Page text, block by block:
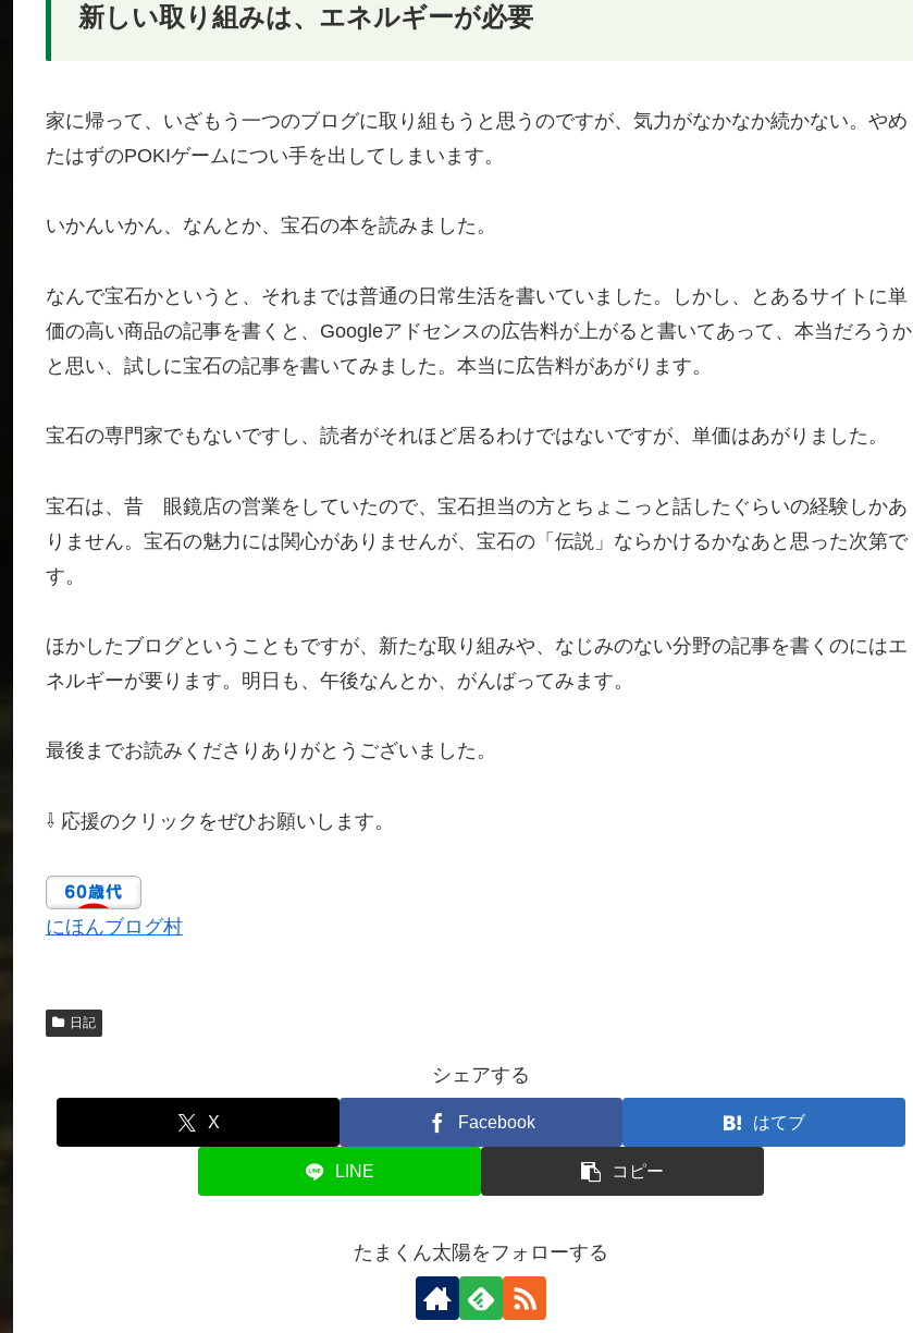
新しい取り組みは、エネルギーが必要
家に帰って、いざもう一つのブログに取り組もうと思うのですが、気力がなかなか続かない。やめ
たはずのPOKIゲームについ手を出してしまいます。
いかんいかん、なんとか、宝石の本を読みました。
なんで宝石かというと、それまでは普通の日常生活を書いていました。しかし、とあるサイトに単
価の高い商品の記事を書くと、Googleアドセンスの広告料が上がると書いてあって、本当だろうか
と思い、試しに宝石の記事を書いてみました。本当に広告料があがります。
宝石の専門家でもないですし、読者がそれほど居るわけではないですが、単価はあがりました。
宝石は、昔 眼鏡店の営業をしていたので、宝石担当の方とちょこっと話したぐらいの経験しかあ
りません。宝石の魅力には関心がありませんが、宝石の「伝説」ならかけるかなあと思った次第で
す。
ほかしたブログということもですが、新たな取り組みや、なじみのない分野の記事を書くのにはエ
ネルギーが要ります。明日も、午後なんとか、がんばってみます。
最後までお読みくださりありがとうございました。
⇩ 応援のクリックをぜひお願いします。
にほんブログ村
日記
シェアする
X Facebook はてブ
LINE コピー
たまくん太陽をフォローする